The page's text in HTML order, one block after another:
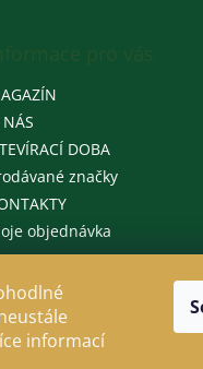
informací
DOBA
značky
objednávka